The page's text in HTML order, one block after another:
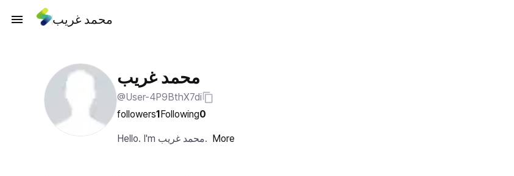
محمد غريب
محمد غريب
@User-4P9BthX7di
followers1Following0
Hello. I'm محمد غريب. More